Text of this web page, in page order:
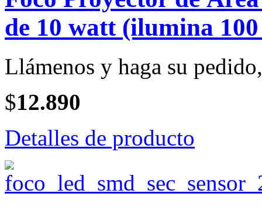
de 10 watt (ilumina
Llámenos y haga su
$12.890
Detalles de producto